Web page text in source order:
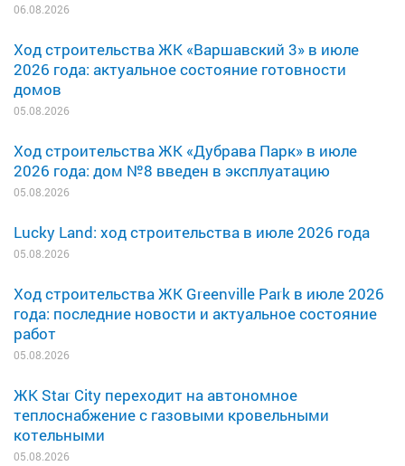
06.08.2026
Ход строительства ЖК «Варшавский 3» в июле
2026 года: актуальное состояние готовности
домов
05.08.2026
Ход строительства ЖК «Дубрава Парк» в июле
2026 года: дом №8 введен в эксплуатацию
05.08.2026
Lucky Land: ход строительства в июле 2026 года
05.08.2026
Ход строительства ЖК Greenville Park в июле 2026
года: последние новости и актуальное состояние
работ
05.08.2026
ЖК Star City переходит на автономное
теплоснабжение с газовыми кровельными
котельными
05.08.2026